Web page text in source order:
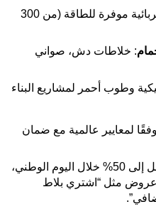
: سخانات مياه كهربائية موفرة للطاقة (من 300
: خلاطات دش، صواني
وطوب أحمر لمشاريع البناء
لمعايير عالمية مع ضمان
: تخفيضات تصل إلى 50% خلال اليوم الوطني،
عروض مثل “اشتري بلاط